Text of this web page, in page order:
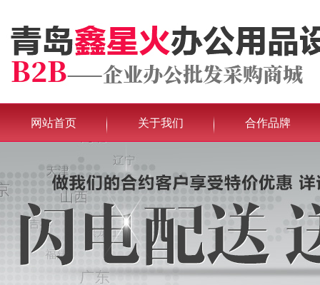
网站首页 关于我们 合作品牌